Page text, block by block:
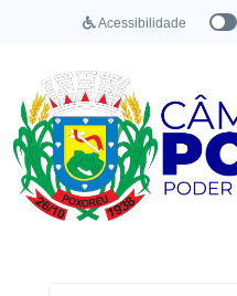
Acessibilidade